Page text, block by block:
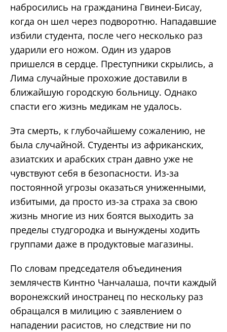
набросились на гражданина Гвинеи-Бисау,
когда он шел через подворотню. Нападавшие
избили студента, после чего несколько раз
ударили его ножом. Один из ударов
пришелся в сердце. Преступники скрылись, а
Лима случайные прохожие доставили в
ближайшую городскую больницу. Однако
спасти его жизнь медикам не удалось.
Эта смерть, к глубочайшему сожалению, не
была случайной. Студенты из африканских,
азиатских и арабских стран давно уже не
чувствуют себя в безопасности. Из-за
постоянной угрозы оказаться униженными,
избитыми, да просто из-за страха за свою
жизнь многие из них боятся выходить за
пределы студгородка и вынуждены ходить
группами даже в продуктовые магазины.
По словам председателя объединения
землячеств Кинтно Чанчалаша, почти каждый
воронежский иностранец по нескольку раз
обращался в милицию с заявлением о
нападении расистов, но следствие ни по